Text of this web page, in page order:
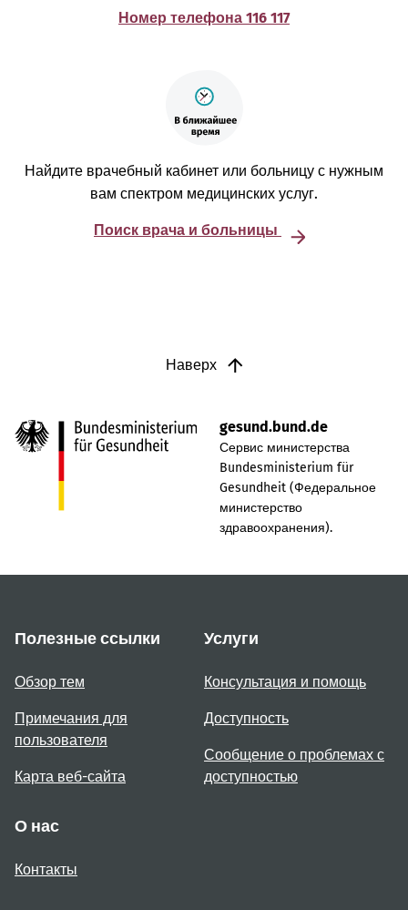
Номер телефона 116 117
Найдите врачебный кабинет или больницу с нужным
вам спектром медицинских услуг.
Поиск врача и больницы
Наверх
gesund.bund.de
Сервис министерства
Bundesministerium für
Gesundheit (Федеральное
министерство
здравоохранения).
Полезные ссылки
Обзор тем
Примечания для
пользователя
Карта веб-сайта
Услуги
Консультация и помощь
Доступность
Сообщение о проблемах с
доступностью
О нас
Контакты